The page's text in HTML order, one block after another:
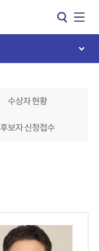
수상자 현황
후보자 신청접수